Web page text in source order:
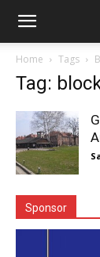
Home Tags
Tag:
Sponsor